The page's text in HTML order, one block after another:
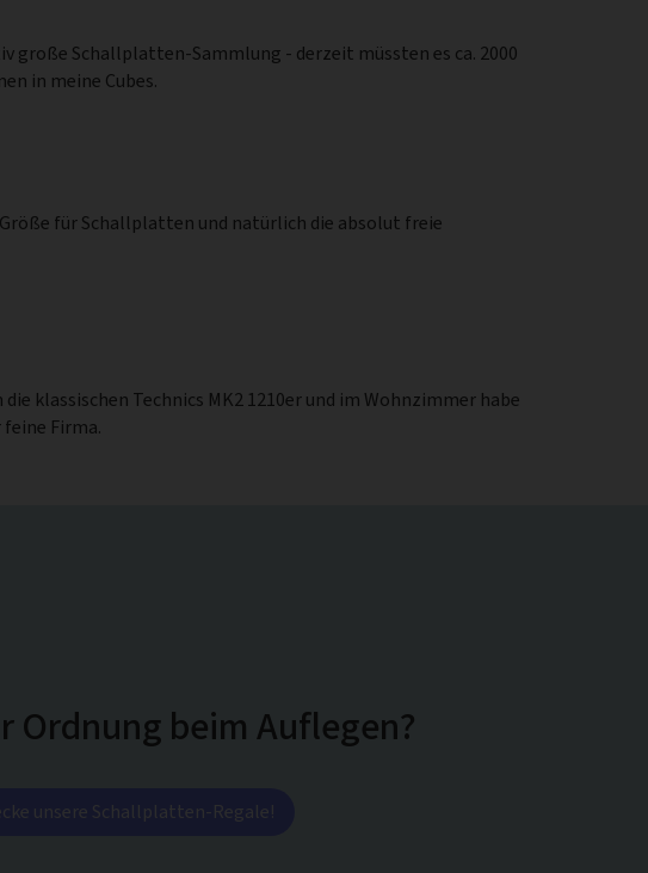
große Schallplatten-Sammlung - derzeit müssten es ca. 2000
in meine Cubes.
für Schallplatten und natürlich die absolut freie
klassischen Technics MK2 1210er und im Wohnzimmer habe
Firma.
Ordnung beim Auflegen?
unsere Schallplatten-Regale!